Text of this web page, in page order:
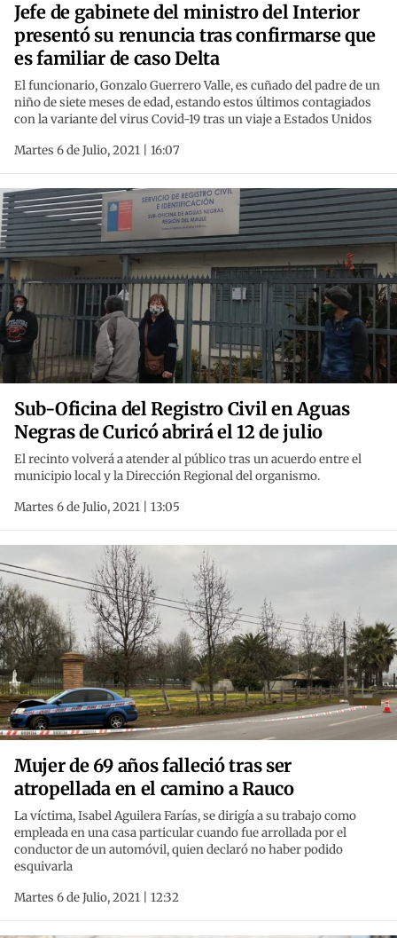
Jefe de gabinete del ministro del Interior
presentó su renuncia tras confirmarse que
es familiar de caso Delta
El funcionario, Gonzalo Guerrero Valle, es cuñado del padre de un
niño de siete meses de edad, estando estos últimos contagiados
con la variante del virus Covid-19 tras un viaje a Estados Unidos
Martes 6 de Julio, 2021 | 16:07
Sub-Oficina del Registro Civil en Aguas
Negras de Curicó abrirá el 12 de julio
El recinto volverá a atender al público tras un acuerdo entre el
municipio local y la Dirección Regional del organismo.
Martes 6 de Julio, 2021 | 13:05
Mujer de 69 años falleció tras ser
atropellada en el camino a Rauco
La víctima, Isabel Aguilera Farías, se dirigía a su trabajo como
empleada en una casa particular cuando fue arrollada por el
conductor de un automóvil, quien declaró no haber podido
esquivarla
Martes 6 de Julio, 2021 | 12:32